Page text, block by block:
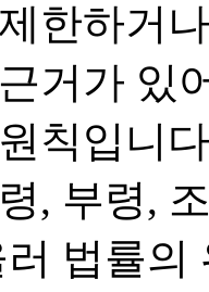
한하거
거가 있
칙입니
, 부령,
법률